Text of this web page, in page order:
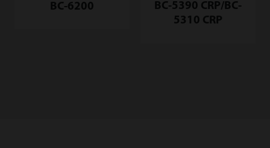
BC-6200
BC-5390 CRP/BC-
5310 CRP